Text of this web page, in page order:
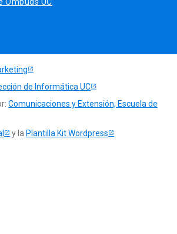
de Informática UC
Comunicaciones y Extensión, Escuela de
y la Plantilla Kit Wordpress